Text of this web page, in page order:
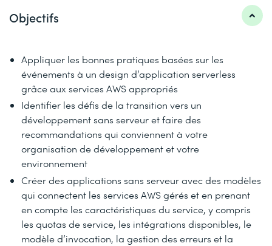
Objectifs
Appliquer les bonnes pratiques basées sur les
événements à un design d’application serverless
grâce aux services AWS appropriés
Identifier les défis de la transition vers un
développement sans serveur et faire des
recommandations qui conviennent à votre
organisation de développement et votre
environnement
Créer des applications sans serveur avec des modèles
qui connectent les services AWS gérés et en prenant
en compte les caractéristiques du service, y compris
les quotas de service, les intégrations disponibles, le
modèle d’invocation, la gestion des erreurs et la